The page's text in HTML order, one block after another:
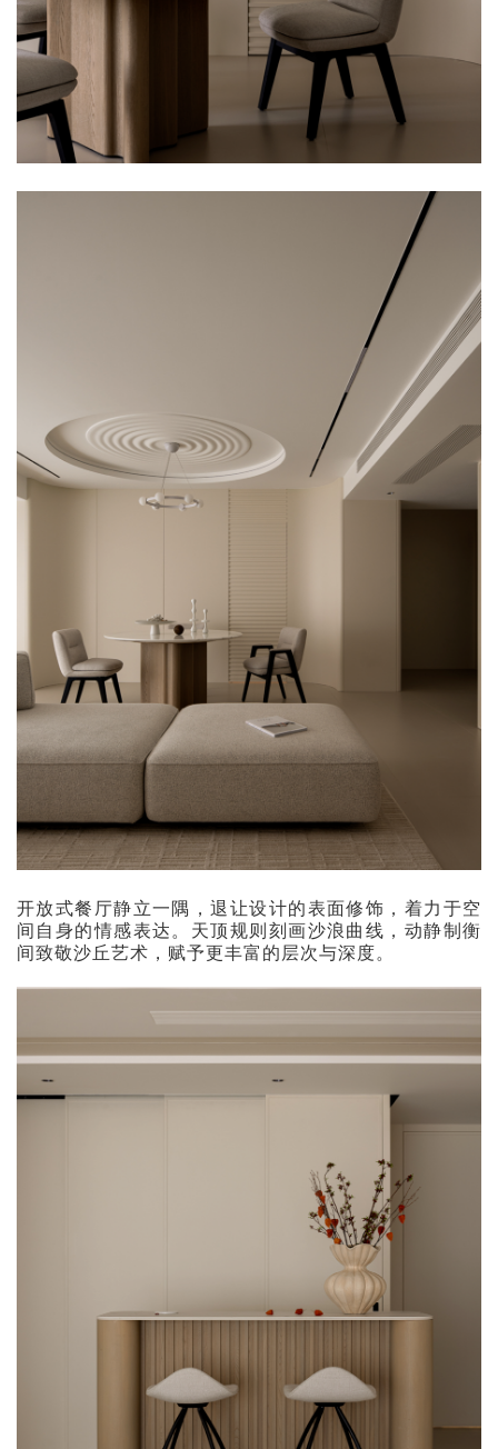
开放式餐厅静立一隅，退让设计的表面修饰，着力于空
间自身的情感表达。天顶规则刻画沙浪曲线，动静制衡
间致敬沙丘艺术，赋予更丰富的层次与深度。